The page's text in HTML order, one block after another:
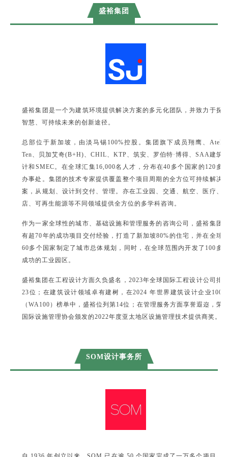
盛裕集团
盛裕集团是一个为建筑环境提供解决方案的多元化团队，并致力于探
智慧、可持续未来的创新途径。
总部位于新加坡，由淡马锡100%控股。集团旗下成员翔鹰、
Ten、贝加艾奇(B+H)、CHIL、KTP、筑安、罗伯特·博得、SAA建筑
计和SMEC。在全球汇集16,000名人才，分布在40多个国家的120多
办事处。集团的技术专家提供覆盖整个项目周期的全方位可持续解决
案，从规划、设计到交付、管理。亦在工业园、交通、航空、医疗、
店、可再生能源等不同领域提供全方位的多学科咨询。
作为一家全球性的城市、基础设施和管理服务的咨询公司，盛裕集团
有超70年的成功项目交付经验，打造了新加坡80%的住宅，并在全球
60多个国家制定了城市总体规划，同时，在全球范围内开发了100多
成功的工业园区。
盛裕集团在工程设计方面久负盛名，2023年全球国际工程设计公司排
23位；在建筑设计领域卓有建树，在2024 年世界建筑设计企业100
（WA100）榜单中，盛裕位列第14位；在管理服务方面享誉遐迩，荣
国际设施管理协会颁发的2022年度亚太地区设施管理技术提供商奖。
SOM设计事务所